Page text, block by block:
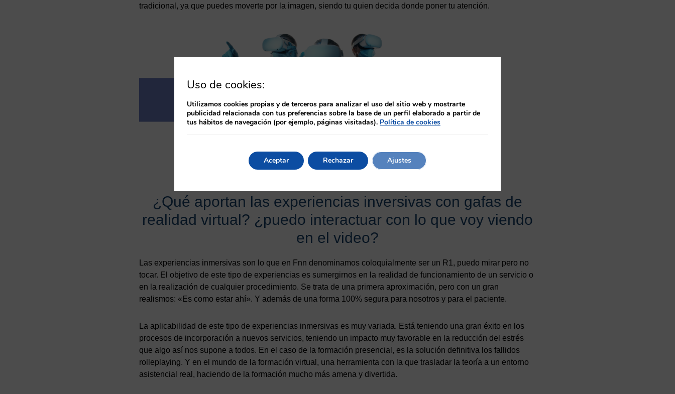
tradicional, ya que puedes moverte por la imagen, siendo tu quien decida donde poner tu atención.
¿Qué aportan las experiencias inversivas con gafas de
realidad virtual? ¿puedo interactuar con lo que voy viendo
en el video?
Las experiencias inmersivas son lo que en Fnn denominamos coloquialmente ser un R1, puedo mirar pero no
tocar. El objetivo de este tipo de experiencias es sumergirnos en la realidad de funcionamiento de un servicio o
en la realización de cualquier procedimiento. Se trata de una primera aproximación, pero con un gran
realismos: «Es como estar ahí». Y además de una forma 100% segura para nosotros y para el paciente.
La aplicabilidad de este tipo de experiencias inmersivas es muy variada. Está teniendo una gran éxito en los
procesos de incorporación a nuevos servicios, teniendo un impacto muy favorable en la reducción del estrés
que algo así nos supone a todos. En el caso de la formación presencial, es la solución definitiva los fallidos
rolleplaying. Y en el mundo de la formación virtual, una herramienta con la que trasladar la teoría a un entorno
asistencial real, haciendo de la formación mucho más amena y divertida.
Uso de cookies:
Utilizamos cookies propias y de terceros para analizar el uso del sitio web y mostrarte
publicidad relacionada con tus preferencias sobre la base de un perfil elaborado a partir de
tus hábitos de navegación (por ejemplo, páginas visitadas). Política de cookies
Aceptar Rechazar Ajustes